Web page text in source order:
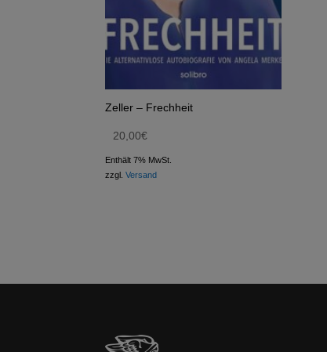
Zeller – Frechheit
20,00€
Enthält 7% MwSt.
zzgl.Versand